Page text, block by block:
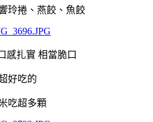
玲捲、燕餃、魚餃
感扎實 相當脆口
好吃的
吃超多顆